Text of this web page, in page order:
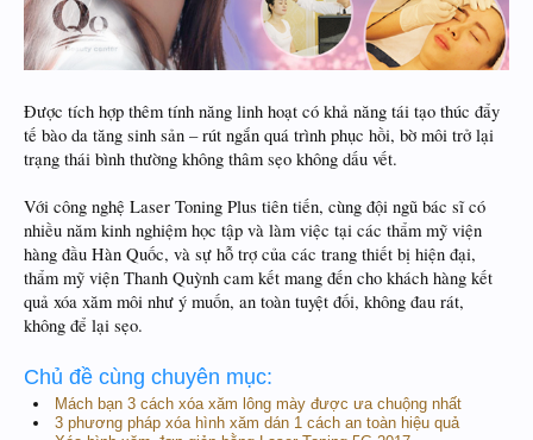
Được tích hợp thêm tính năng linh hoạt có khả năng tái tạo thúc đẩy
tế bào da tăng sinh sản – rút ngắn quá trình phục hồi, bờ môi trở lại
trạng thái bình thường không thâm sẹo không dấu vết.
Với công nghệ Laser Toning Plus tiên tiến, cùng đội ngũ bác sĩ có
nhiều năm kinh nghiệm học tập và làm việc tại các thẩm mỹ viện
hàng đầu Hàn Quốc, và sự hỗ trợ của các trang thiết bị hiện đại,
thẩm mỹ viện Thanh Quỳnh cam kết mang đến cho khách hàng kết
quả xóa xăm môi như ý muốn, an toàn tuyệt đối, không đau rát,
không để lại sẹo.
Chủ đề cùng chuyên mục:
Mách bạn 3 cách xóa xăm lông mày được ưa chuộng nhất
3 phương pháp xóa hình xăm dán 1 cách an toàn hiệu quả